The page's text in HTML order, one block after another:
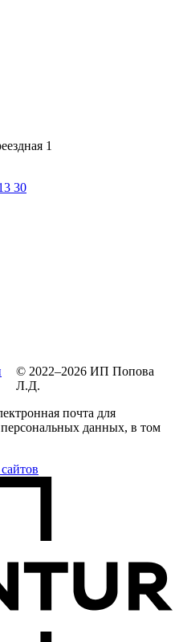
1
30
© 2022–2026 ИП Попова
Л.Д.
почта для
данных, в том